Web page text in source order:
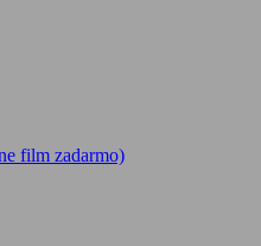
film zadarmo)